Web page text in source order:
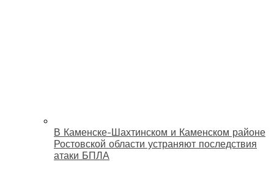
В Каменске-Шахтинском и Каменском районе
Ростовской области устраняют последствия
атаки БПЛА